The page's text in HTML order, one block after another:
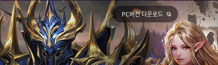
PC버전 다운로드